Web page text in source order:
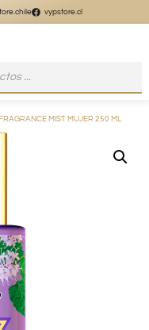
vypstore.cl
MIST MUJER 250 ML